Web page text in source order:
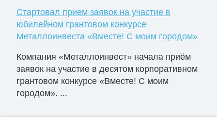
Стартовал прием заявок на участие в
юбилейном грантовом конкурсе
Металлоинвеста «Вместе! С моим городом»
Компания «Металлоинвест» начала приём
заявок на участие в десятом корпоративном
грантовом конкурсе «Вместе! С моим
городом». ...